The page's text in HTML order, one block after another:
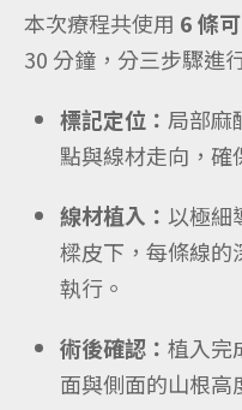
本次療程共使用 6 條
30 分鐘，分三步驟進
標記定位： 局部麻
點與線材走向，確
線材植入： 以極細
樑皮下，每條線的
執行。
術後確認： 植入完
面與側面的山根高